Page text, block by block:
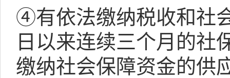
④有依法缴纳税收和社
日以来连续三个月的社
缴纳社会保障资金的供